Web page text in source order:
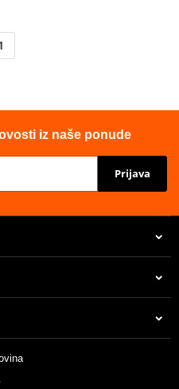
iz naše ponude
Prijava